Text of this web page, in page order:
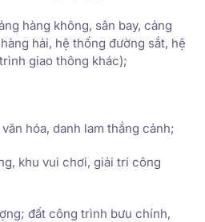
hàng không, sân bay, cảng
hải, hệ thống đường sắt, hệ
giao thông khác);
hóa, danh lam thắng cảnh;
khu vui chơi, giải trí công
đất công trình bưu chính,